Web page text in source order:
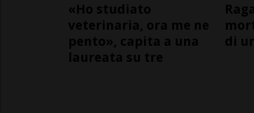
«Ho studiato
veterinaria, ora me ne
pento», capita a una
laureata su tre
di